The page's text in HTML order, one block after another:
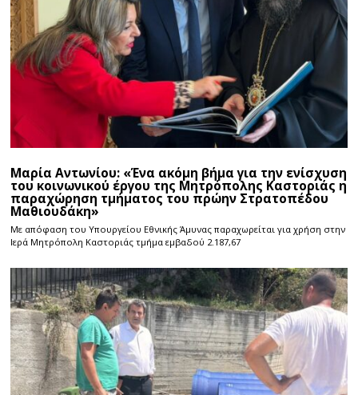
Μαρία Αντωνίου: «Ένα ακόμη βήμα για την ενίσχυση
του κοινωνικού έργου της Μητρόπολης Καστοριάς η
παραχώρηση τμήματος του πρώην Στρατοπέδου
Μαθιουδάκη»
Με απόφαση του Υπουργείου Εθνικής Άμυνας παραχωρείται για χρήση στην
Ιερά Μητρόπολη Καστοριάς τμήμα εμβαδού 2.187,67